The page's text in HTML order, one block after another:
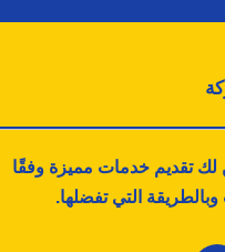
تقديم خدمات مميزة وفقًا
التي تفضلها.